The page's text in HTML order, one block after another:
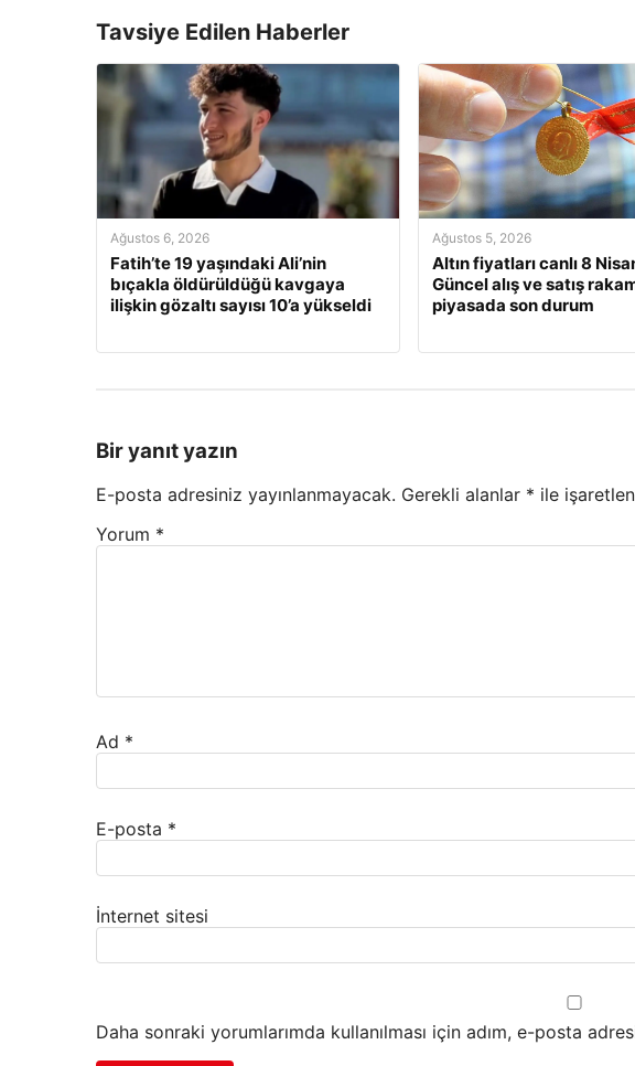
Tavsiye Edilen Haberler
Ağustos 6, 2026
Fatih’te 19 yaşındaki Ali’nin
bıçakla öldürüldüğü kavgaya
ilişkin gözaltı sayısı 10’a yükseldi
Ağustos 5, 2026
Altın fiyatları canlı 8
Güncel alış ve satış
piyasada son durum
Bir yanıt yazın
E-posta adresiniz yayınlanmayacak. Gerekli alanlar * ile
Yorum *
Ad *
E-posta *
İnternet sitesi
Daha sonraki yorumlarımda kullanılması için adım, e-posta